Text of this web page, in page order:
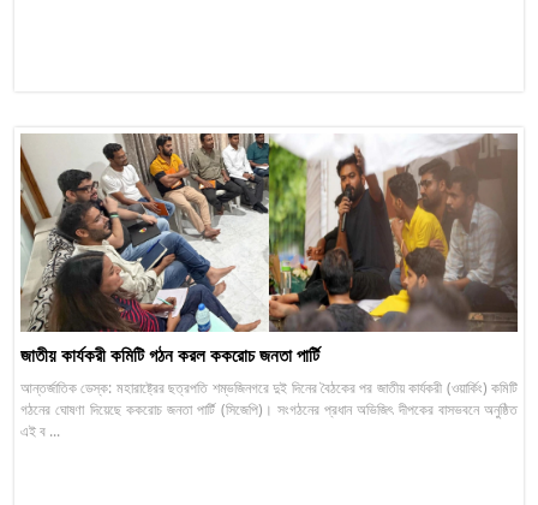
জাতীয় কার্যকরী কমিটি গঠন করল ককরোচ জনতা পার্টি
আন্তর্জাতিক ডেস্ক: মহারাষ্ট্রের ছত্রপতি শম্ভজিনগরে দুই দিনের বৈঠকের পর জাতীয় কার্যকরী (ওয়ার্কিং) কমিটি
গঠনের ঘোষণা দিয়েছে ককরোচ জনতা পার্টি (সিজেপি)। সংগঠনের প্রধান অভিজিৎ দীপকের বাসভবনে অনুষ্ঠিত
এই ব ...